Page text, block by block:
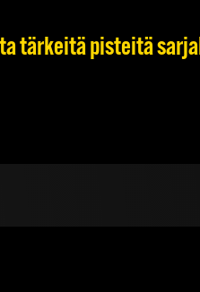
tärkeitä pisteitä